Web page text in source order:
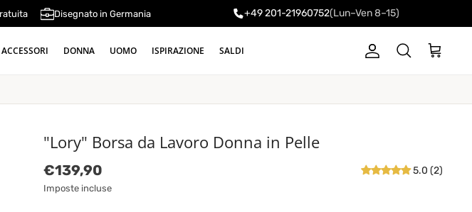
Disegnato in Germania +49 201-21960752(Lun–Ven 8–15)
ACCESSORI DONNA UOMO ISPIRAZIONE SALDI Account
Cerca Carrello
"Lory" Borsa da Lavoro Donna in Pelle
Prezzo normale
€139,90
Imposte incluse
5.0 (2)